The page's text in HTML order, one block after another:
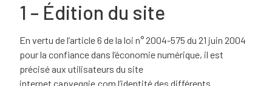
1 – Édition du site
En vertu del’article 6 de la loi n° 2004-575 du 21 juin 2004
pour la confiance dans l’économie numérique, il est
précisé aux utilisateurs du site
internet capveggie.com l’identité des différents